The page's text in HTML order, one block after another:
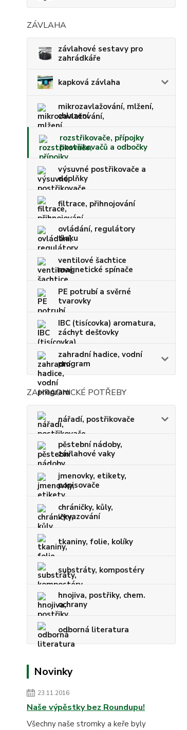
ZÁVLAHA
závlahové sestavy pro
zahrádkáře
kapková závlaha
mikrozavlažování, mlžení,
chlazení
rozstřikovače, přípojky
postřikovačů a odbočky
výsuvné postřikovače a
doplňky
filtrace, přihnojování
ovládání, regulátory
tlaku
ventilové šachtice
magnetické spínače
PE potrubí a svěrné
tvarovky
IBC (tisícovka) aromatura,
záchyt dešťovky
zahradní hadice, vodní
program
ZAHRADNICKÉ POTŘEBY
nářadí, postřikovače
pěstební nádoby,
závlahové vaky
jmenovky, etikety,
popisovače
chráničky, kůly,
vyvazování
tkaniny, folie, kolíky
substráty, kompostéry
hnojiva, postřiky, chem.
ochrany
odborná literatura
Novinky
23.11.2016
Naše výpěstky bez Roundupu!
Všechny naše stromky a keře byly